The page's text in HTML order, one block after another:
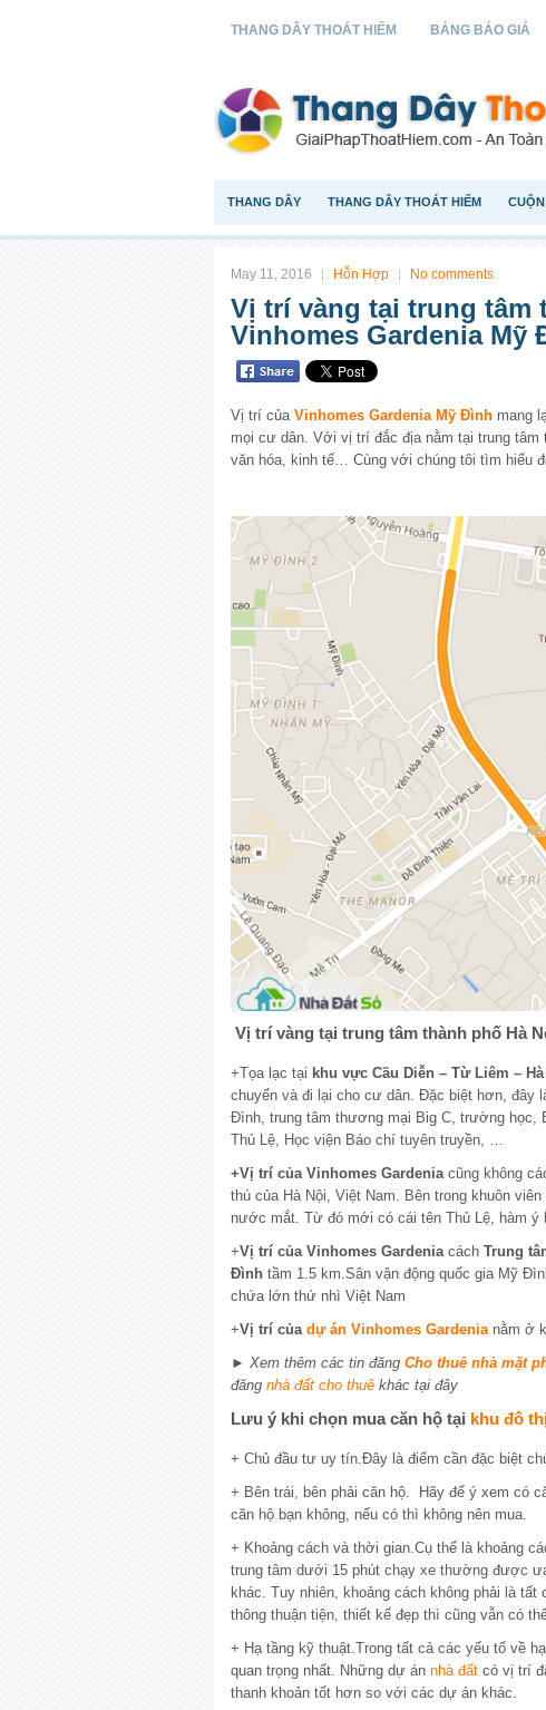
THANG DÂY THOÁT HIỂM BẢNG BÁO GIÁ
THANG DÂY THANG DÂY THOÁT HIỂM
May 11, 2016 Hỗn Hợp No comments
Vị trí vàng tại trung tâm
Vinhomes Gardenia Mỹ
Vị trí của Vinhomes Gardenia Mỹ Đình mang
mọi cư dân. Với vị trí đắc địa nằm tại trung
văn hóa, kinh tế… Cùng với chúng tôi tìm hiểu
Vị trí vàng tại trung tâm thành phố Hà
+Tọa lạc tại khu vực Cầu Diễn – Từ Liêm –
chuyển và đi lại cho cư dân. Đặc biệt hơn, đây
Đình, trung tâm thương mại Big C, trường học,
Thủ Lệ, Học viện Báo chí tuyên truyền, …
+Vị trí của Vinhomes Gardenia cũng không
thú của Hà Nội, Việt Nam. Bên trong khuôn
nước mắt. Từ đó mới có cái tên Thủ Lệ, hàm ý
+Vị trí của Vinhomes Gardenia cách Trung
Đình tầm 1.5 km.Sân vận động quốc gia Mỹ
chứa lớn thứ nhì Việt Nam
+Vị trí của dự án Vinhomes Gardenia nằm ở
► Xem thêm các tin đăng Cho thuê nhà mặt
đăng nhà đất cho thuê khác tại đây
Lưu ý khi chọn mua căn hộ tại khu đô
+ Chủ đầu tư uy tín.Đây là điểm cần đặc biệt
+ Bên trái, bên phải căn hộ. Hãy để ý xem có
căn hộ bạn không, nếu có thì không nên mua.
+ Khoảng cách và thời gian.Cụ thể là khoảng
trung tâm dưới 15 phút chạy xe thường được
khác. Tuy nhiên, khoảng cách không phải là
thông thuận tiện, thiết kế đẹp thì cũng vẫn có
+ Hạ tầng kỹ thuật.Trong tất cả các yếu tố về
quan trọng nhất. Những dự án nhà đất có vị trí
thanh khoản tốt hơn so với các dự án khác.